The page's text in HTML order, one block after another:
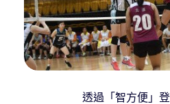
透過「智方便」